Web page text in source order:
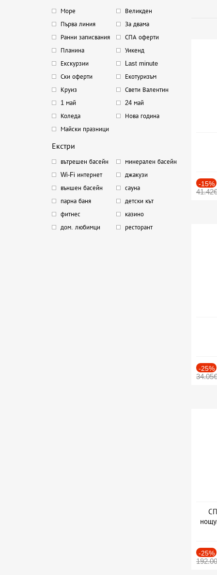
Море
Великден
Първа линия
За двама
Ранни записвания
СПА оферти
Планина
Уикенд
Екскурзии
Last minute
Ски оферти
Екотуризъм
Круиз
Свети Валентин
1 май
24 май
Коледа
Нова година
Майски празници
Екстри
вътрешен басейн
минерален басейн
Wi-Fi интернет
джакузи
външен басейн
сауна
парна баня
детски кът
фитнес
казино
дом. любимци
ресторант
-15%
41.42€
-25%
34.05€
-25%